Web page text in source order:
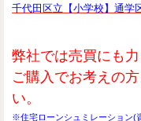
千代田区立【小学校】通学
弊社では売買にも
ご購入でお考えの
い。
※住宅ローンシュミレーション(